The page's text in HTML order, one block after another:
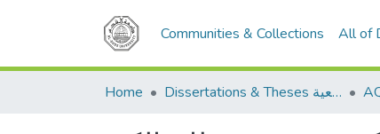
Communities & Collections All of
Home Dissertations & Theses الرسائل الجامعية